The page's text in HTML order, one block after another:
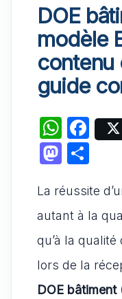
DOE
modèle
contenu
guide
W
h
at
s
A
p
p
F
a
e
b
o
o
k
M
st
o
d
o
n
ta
g
er
La réussite
autant à la
qu’à la
lors de la
DOE bâtiment